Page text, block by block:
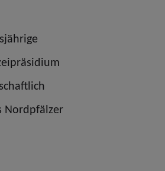
Nordpfälzer